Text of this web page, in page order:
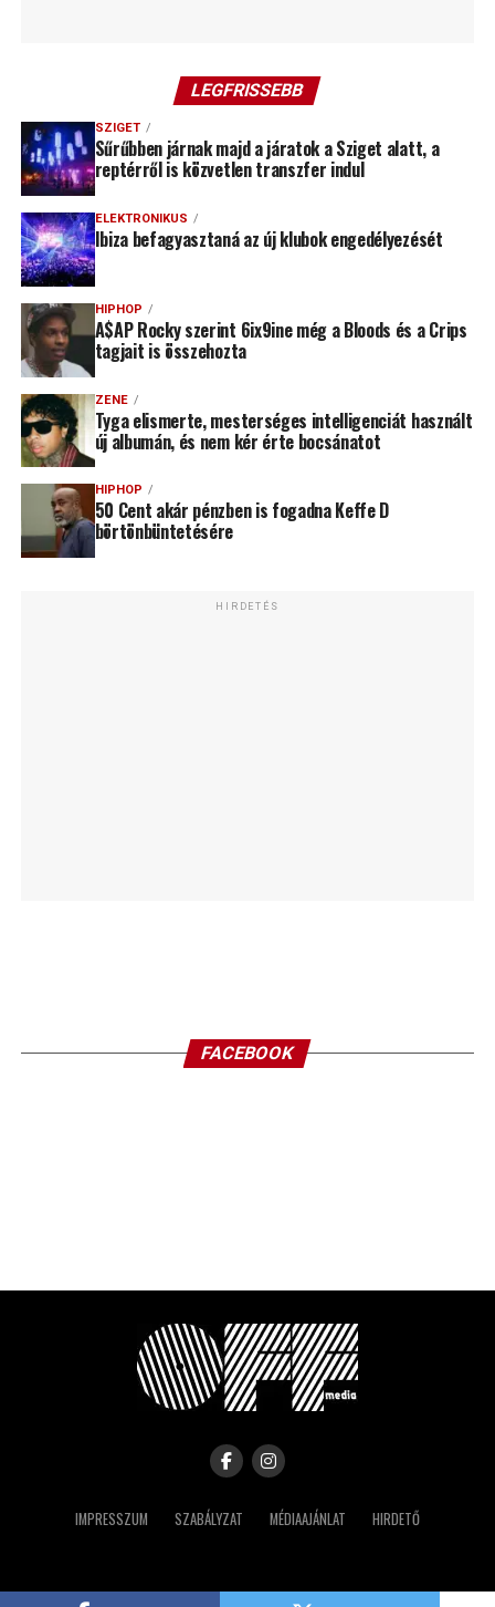
LEGFRISSEBB
SZIGET
Sűrűbben járnak majd a járatok a Sziget alatt, a
reptérről is közvetlen transzfer indul
ELEKTRONIKUS
Ibiza befagyasztaná az új klubok engedélyezését
HIPHOP
A$AP Rocky szerint 6ix9ine még a Bloods és a Crips
tagjait is összehozta
ZENE
Tyga elismerte, mesterséges intelligenciát használt
új albumán, és nem kér érte bocsánatot
HIPHOP
50 Cent akár pénzben is fogadna Keffe D
börtönbüntetésére
HIRDETÉS
FACEBOOK
IMPRESSZUM SZABÁLYZAT MÉDIAAJÁNLAT HIRDETŐ